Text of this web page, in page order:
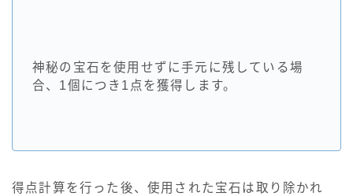
神秘の宝石を使用せずに手元に残している場
合、1個につき1点を獲得します。
得点計算を行った後、使用された宝石は取り除かれ